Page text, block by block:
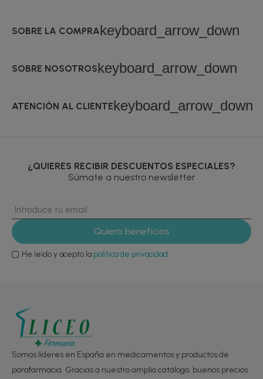
SOBRE LA COMPRAkeyboard_arrow_down
SOBRE NOSOTROSkeyboard_arrow_down
ATENCIÓN AL CLIENTEkeyboard_arrow_down
¿QUIERES RECIBIR DESCUENTOS ESPECIALES?
Súmate a nuestro newsletter
He leído y acepto la política de privacidad
Somos líderes en España en medicamentos y productos de
parafarmacia. Gracias a nuestro amplio catálogo, buenos precios